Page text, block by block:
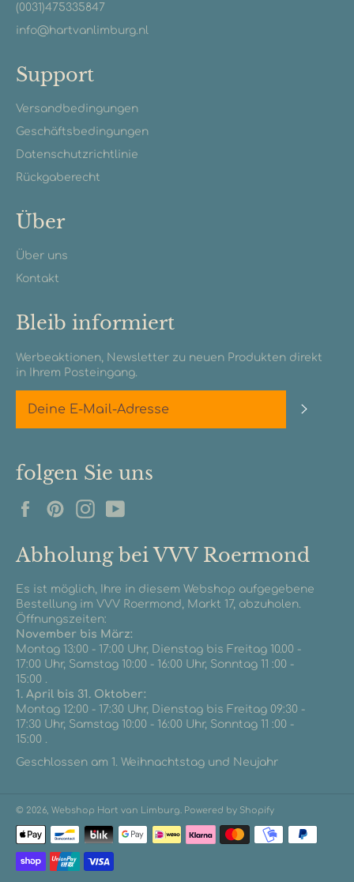
(0031)475335847
info@hartvanlimburg.nl
Support
Versandbedingungen
Geschäftsbedingungen
Datenschutzrichtlinie
Rückgaberecht
Über
Über uns
Kontakt
Bleib informiert
Werbeaktionen, Newsletter zu neuen Produkten direkt
in Ihrem Posteingang.
folgen Sie uns
FacebookPinterestInstagram
Abholung bei VVV Roermond
Es ist möglich, Ihre in diesem Webshop aufgegebene
Bestellung im VVV Roermond, Markt 17, abzuholen.
Öffnungszeiten:
November bis März:
Montag 13:00 - 17:00 Uhr, Dienstag bis Freitag 10.00 -
17:00 Uhr, Samstag 10:00 - 16:00 Uhr, Sonntag 11 :00 -
15:00 .
1. April bis 31. Oktober:
Montag 12:00 - 17:30 Uhr, Dienstag bis Freitag 09:30 -
17:30 Uhr, Samstag 10:00 - 16:00 Uhr, Sonntag 11 :00 -
15:00 .
Geschlossen am 1. Weihnachtstag und Neujahr
© 2026, Webshop Hart van Limburg. Powered by Shopify
Zahlungsmethoden